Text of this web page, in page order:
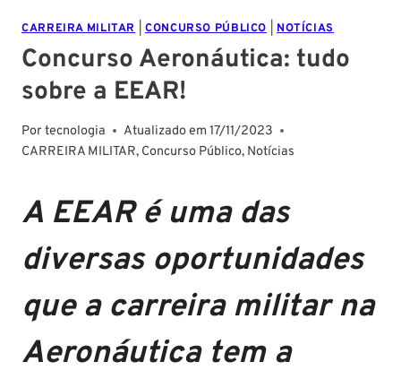
CARREIRA MILITAR CONCURSO PÚBLICO NOTÍCIAS
Concurso Aeronáutica: tudo
sobre a EEAR!
Portecnologia Atualizado em 17/11/2023
CARREIRA MILITAR, Concurso Público, Notícias
A EEAR é uma das
diversas oportunidades
que a carreira militar na
Aeronáutica tem a